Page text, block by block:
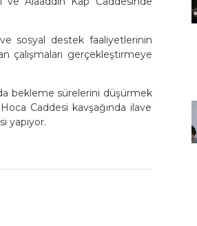
sosyal destek faaliyetlerinin
çalışmaları gerçekleştirmeye
bekleme sürelerini düşürmek
Caddesi kavşağında ilave
yapıyor.